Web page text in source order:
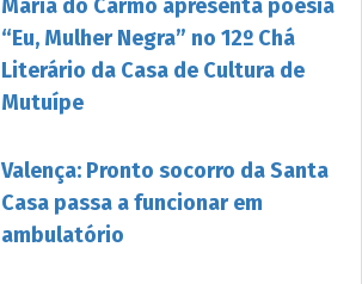
Maria do Carmo apresenta poesia
“Eu, Mulher Negra” no 12º Chá
Literário da Casa de Cultura de
Mutuípe
Valença: Pronto socorro da Santa
Casa passa a funcionar em
ambulatório